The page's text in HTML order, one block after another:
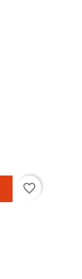
favorite_border